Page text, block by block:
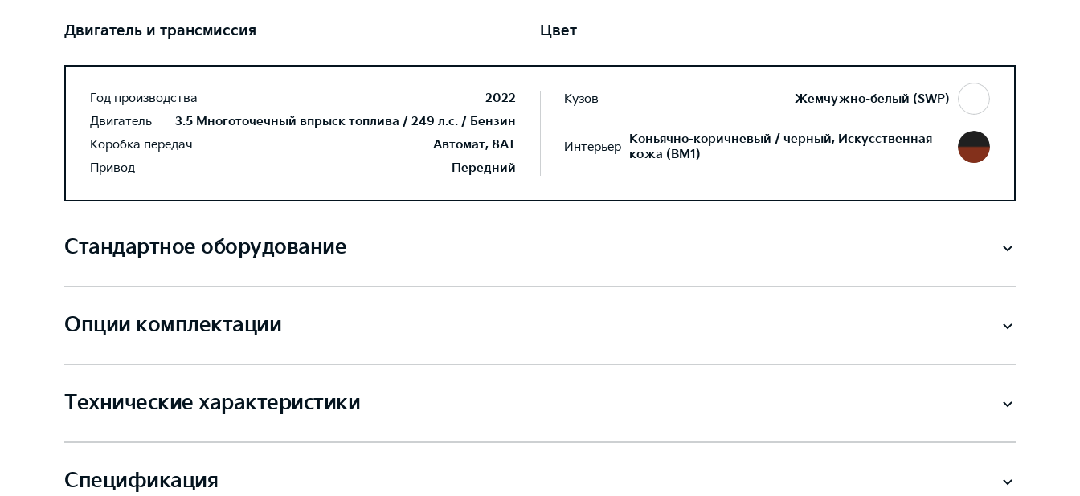
Двигатель и трансмиссия
Год производства
2022
Двигатель
3.5 Многоточечный впрыск топлива / 249 л.с. / Бензин
Коробка передач
Автомат, 8AT
Привод
Передний
Цвет
Кузов Жемчужно-белый (SWP)
Интерьер Коньячно-коричневый / черный, Искусственная
кожа (BM1)
Стандартное оборудование
Опции комплектации
Технические характеристики
Спецификация